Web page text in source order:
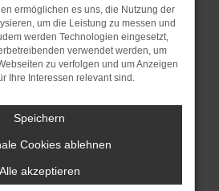
birgt nicht nur ein
sondern kann auch dazu
Funktionen nicht mehr
den Webseitenbetreiber.
genannten Schritte versucht
uns bitte. Wir werden
zu beheben. Du kannst
schicken, um uns bei der
ermöglichen es uns, die Nutzung der
um die Leistung zu messen und
werden Technologien eingesetzt,
verwendet werden, um
zu verfolgen und um Anzeigen
Ihre Interessen relevant sind.
Speichern
Cookies ablehnen
Alle akzeptieren